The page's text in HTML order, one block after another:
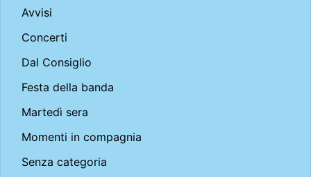
Avvisi
Concerti
Dal Consiglio
Festa della banda
Martedì sera
Momenti in compagnia
Senza categoria